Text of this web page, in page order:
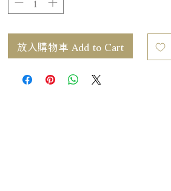
放入購物車 Add to Cart